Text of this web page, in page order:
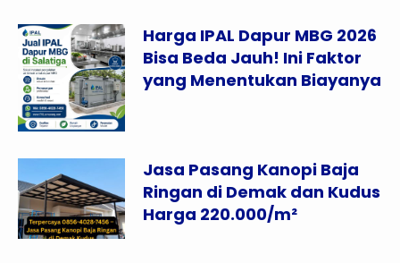
Harga IPAL Dapur MBG 2026
Bisa Beda Jauh! Ini Faktor
yang Menentukan Biayanya
Jasa Pasang Kanopi Baja
Ringan di Demak dan Kudus
Harga 220.000/m²